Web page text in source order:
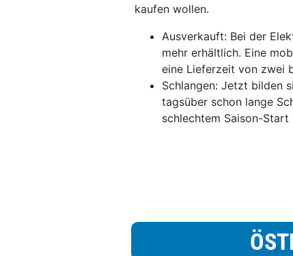
kaufen wollen.
Ausverkauft: Bei der
mehr erhältlich. Eine
eine Lieferzeit von zwei
Schlangen: Jetzt bilden
tagsüber schon lange
schlechtem Saison-